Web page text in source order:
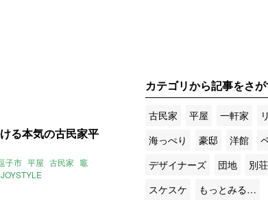
る本気の古民家平
子市 平屋 古民家 竈
カテゴリから記事をさ
古民家 平屋 一軒家
海っぺり
豪邸 洋館
デザイナーズ
団地 別荘
スケスケ
もっとみる…